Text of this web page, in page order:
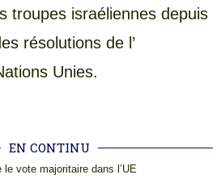
troupes israéliennes depuis
résolutions de l’
Unies.
EN CONTINU
le vote majoritaire dans l’UE